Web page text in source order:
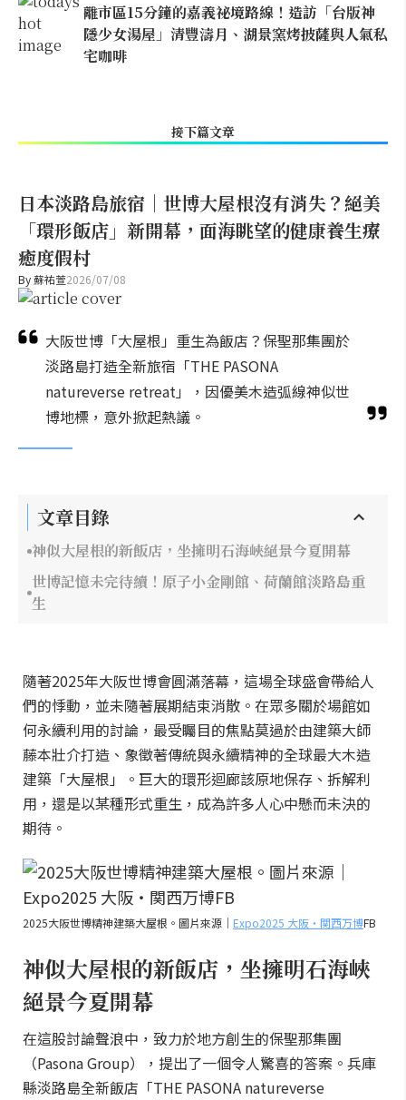
離市區15分鐘的嘉義祕境路線！造訪「台版神
隱少女湯屋」清豐濤月、湖景窯烤披薩與人氣私
宅咖啡
接下篇文章
日本淡路島旅宿｜世博大屋根沒有消失？絕美
「環形飯店」新開幕，面海眺望的健康養生療
癒度假村
By蘇祐萱2026/07/08
大阪世博「大屋根」重生為飯店？保聖那集團於
淡路島打造全新旅宿「THE PASONA
natureverse retreat」，因優美木造弧線神似世
博地標，意外掀起熱議。
文章目錄
神似大屋根的新飯店，坐擁明石海峽絕景今夏開幕
世博記憶未完待續！原子小金剛館、荷蘭館淡路島重
生
隨著2025年大阪世博會圓滿落幕，這場全球盛會帶給人
們的悸動，並未隨著展期結束消散。在眾多關於場館如
何永續利用的討論，最受矚目的焦點莫過於由建築大師
藤本壯介打造、象徵著傳統與永續精神的全球最大木造
建築「大屋根」。巨大的環形迴廊該原地保存、拆解利
用，還是以某種形式重生，成為許多人心中懸而未決的
期待。
2025大阪世博精神建築大屋根。圖片來源｜ Expo2025 大阪・関西万博FB
神似大屋根的新飯店，坐擁明石海峽
絕景今夏開幕
在這股討論聲浪中，致力於地方創生的保聖那集團
（Pasona Group），提出了一個令人驚喜的答案。兵庫
縣淡路島全新飯店「THE PASONA natureverse